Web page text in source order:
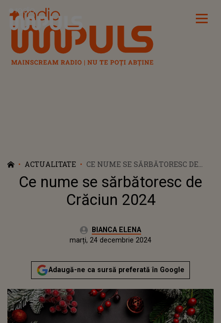
Radio Impuls
ACTUALITATE
CE NUME SE SĂRBĂTORESC DE
CRĂCIUN 2024
Ce nume se sărbătoresc de
Crăciun 2024
Autor:BIANCA ELENA
marți, 24 decembrie 2024Actualizat:
marți, 24 decembrie 2024
Adaugă-ne ca sursă preferată în Google